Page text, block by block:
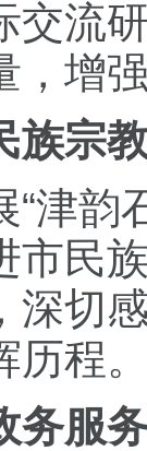
交流
，增
族宗
韵石
市民
深切
程。
务服